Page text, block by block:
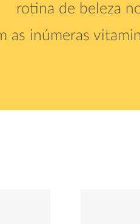
rotina de beleza
as inúmeras